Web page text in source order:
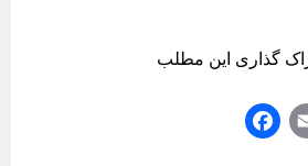
گذاری این مطلب
E